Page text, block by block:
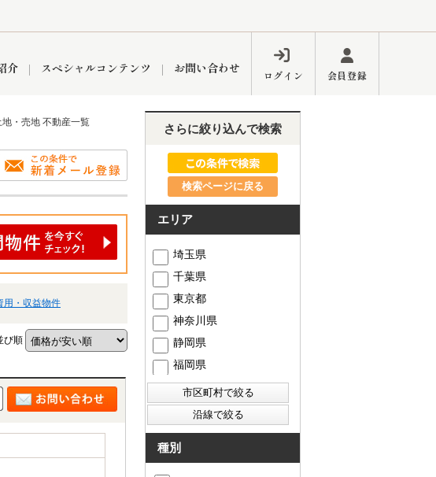
検索履歴
険 購入するメリット
朝霞市 西東京市 東村山市 東大和市
査定依頼フォーム
座市 清瀬市 練馬区
補助金・助成金
介
動産の強み インフォメーション ブログ
秋津営業所 東久留米営業所
スペシャルコンテンツ
期間限定キャンペーン
お問い合わせ
ーポリシー
ログイン 会員登録
・売地 不動産一覧
用・収益物件
び順
さらに絞り込んで検索
検索ページに戻る
エリア
埼玉県
千葉県
東京都
神奈川県
静岡県
福岡県
種別